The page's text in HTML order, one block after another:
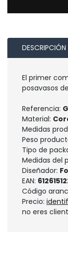
DESCRIPCIÓN
El primer
posavasos
Referencia:
Material:
Medidas
Peso
Tipo de
Medidas del
Diseñador:
EAN:
Código
Precio:
no eres